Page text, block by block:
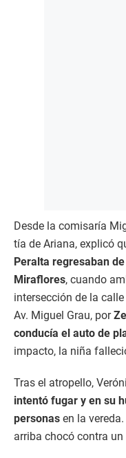
Desde la comisaría
tía de Ariana, explicó
Peralta regresaban
Miraflores, cuando
intersección de la
Av. Miguel Grau, por
conducía el auto de
impacto, la niña
Tras el atropello,
intentó fugar y en su
personas en la
arriba chocó contra